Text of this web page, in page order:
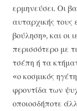
ερμηνεύσει. Οι
αυταρχικής τους
βούληση», και οι
περισσότερο με
τσέπη ή τα
«ο κοσμικός
φροντίδα των
οποιοσδήποτε